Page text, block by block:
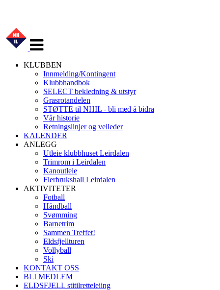
navigasjon
KLUBBEN
Innmelding/Kontingent
Klubbhandbok
SELECT bekledning & utstyr
Grasrotandelen
STØTTE til NHIL - bli med å bidra
Vår historie
Retningslinjer og veileder
KALENDER
ANLEGG
Utleie klubbhuset Leirdalen
Trimrom i Leirdalen
Kanoutleie
Flerbrukshall Leirdalen
AKTIVITETER
Fotball
Håndball
Svømming
Barnetrim
Sammen Treffet!
Eldsfjellturen
Vollyball
Ski
KONTAKT OSS
BLI MEDLEM
ELDSFJELL stitilretteleiing